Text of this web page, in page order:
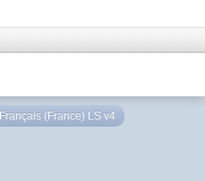
Français (France) LS v4